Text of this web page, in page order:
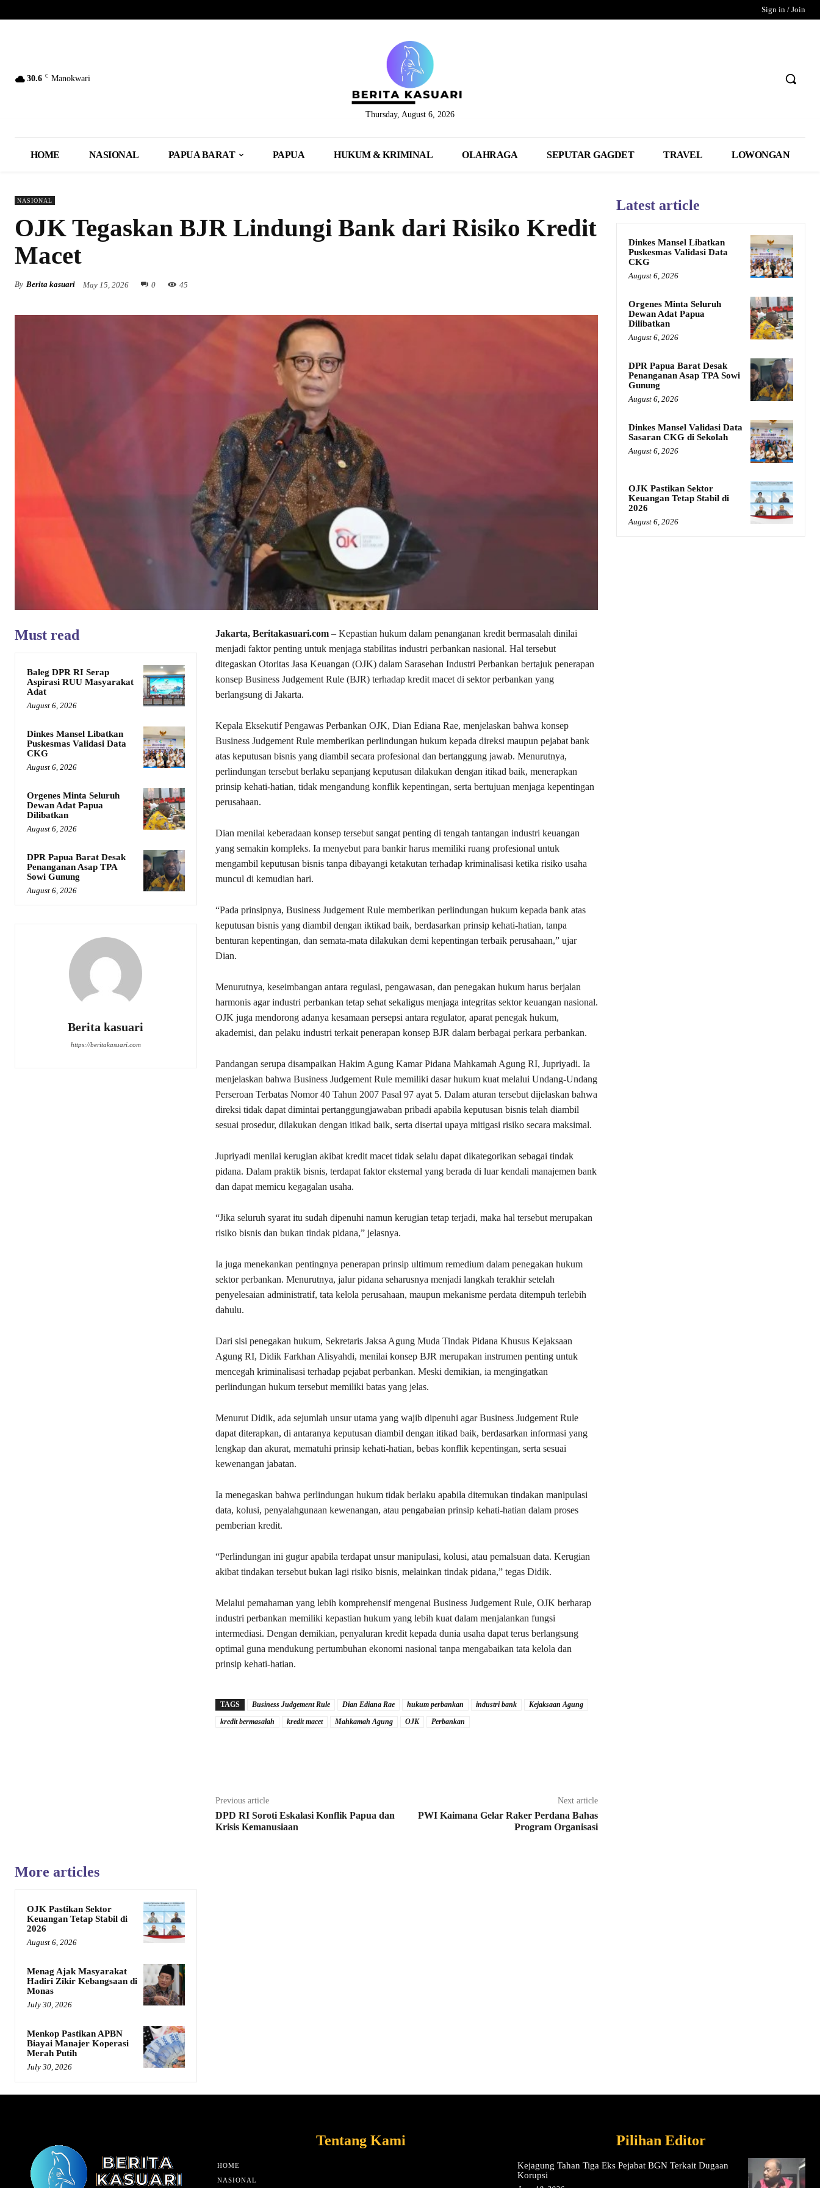
Sign in / Join
30.6 C Manokwari
Thursday, August 6, 2026
HOME NASIONAL PAPUA BARAT PAPUA HUKUM & KRIMINAL OLAHRAGA SEPUTAR GAGDET TRAVEL LOWONGAN
NASIONAL
OJK Tegaskan BJR Lindungi Bank dari Risiko Kredit
Macet
By Berita kasuari May 15, 2026 0 45
Must read
Baleg DPR RI Serap
Aspirasi RUU Masyarakat
Adat
August 6, 2026
Dinkes Mansel Libatkan
Puskesmas Validasi Data
CKG
August 6, 2026
Orgenes Minta Seluruh
Dewan Adat Papua
Dilibatkan
August 6, 2026
DPR Papua Barat Desak
Penanganan Asap TPA
Sowi Gunung
August 6, 2026
Berita kasuari
https://beritakasuari.com
Jakarta, Beritakasuari.com– Kepastian hukum dalam penanganan kredit bermasalah dinilai
menjadi faktor penting untuk menjaga stabilitas industri perbankan nasional. Hal tersebut
ditegaskan Otoritas Jasa Keuangan (OJK) dalam Sarasehan Industri Perbankan bertajuk penerapan
konsep Business Judgement Rule (BJR) terhadap kredit macet di sektor perbankan yang
berlangsung di Jakarta.
Kepala Eksekutif Pengawas Perbankan OJK, Dian Ediana Rae, menjelaskan bahwa konsep
Business Judgement Rule memberikan perlindungan hukum kepada direksi maupun pejabat bank
atas keputusan bisnis yang diambil secara profesional dan bertanggung jawab. Menurutnya,
perlindungan tersebut berlaku sepanjang keputusan dilakukan dengan itikad baik, menerapkan
prinsip kehati-hatian, tidak mengandung konflik kepentingan, serta bertujuan menjaga kepentingan
perusahaan.
Dian menilai keberadaan konsep tersebut sangat penting di tengah tantangan industri keuangan
yang semakin kompleks. Ia menyebut para bankir harus memiliki ruang profesional untuk
mengambil keputusan bisnis tanpa dibayangi ketakutan terhadap kriminalisasi ketika risiko usaha
muncul di kemudian hari.
“Pada prinsipnya, Business Judgement Rule memberikan perlindungan hukum kepada bank atas
keputusan bisnis yang diambil dengan iktikad baik, berdasarkan prinsip kehati-hatian, tanpa
benturan kepentingan, dan semata-mata dilakukan demi kepentingan terbaik perusahaan,” ujar
Dian.
Menurutnya, keseimbangan antara regulasi, pengawasan, dan penegakan hukum harus berjalan
harmonis agar industri perbankan tetap sehat sekaligus menjaga integritas sektor keuangan nasional.
OJK juga mendorong adanya kesamaan persepsi antara regulator, aparat penegak hukum,
akademisi, dan pelaku industri terkait penerapan konsep BJR dalam berbagai perkara perbankan.
Pandangan serupa disampaikan Hakim Agung Kamar Pidana Mahkamah Agung RI, Jupriyadi. Ia
menjelaskan bahwa Business Judgement Rule memiliki dasar hukum kuat melalui Undang-Undang
Perseroan Terbatas Nomor 40 Tahun 2007 Pasal 97 ayat 5. Dalam aturan tersebut dijelaskan bahwa
direksi tidak dapat dimintai pertanggungjawaban pribadi apabila keputusan bisnis telah diambil
sesuai prosedur, dilakukan dengan itikad baik, serta disertai upaya mitigasi risiko secara maksimal.
Jupriyadi menilai kerugian akibat kredit macet tidak selalu dapat dikategorikan sebagai tindak
pidana. Dalam praktik bisnis, terdapat faktor eksternal yang berada di luar kendali manajemen bank
dan dapat memicu kegagalan usaha.
“Jika seluruh syarat itu sudah dipenuhi namun kerugian tetap terjadi, maka hal tersebut merupakan
risiko bisnis dan bukan tindak pidana,” jelasnya.
Ia juga menekankan pentingnya penerapan prinsip ultimum remedium dalam penegakan hukum
sektor perbankan. Menurutnya, jalur pidana seharusnya menjadi langkah terakhir setelah
penyelesaian administratif, tata kelola perusahaan, maupun mekanisme perdata ditempuh terlebih
dahulu.
Dari sisi penegakan hukum, Sekretaris Jaksa Agung Muda Tindak Pidana Khusus Kejaksaan
Agung RI, Didik Farkhan Alisyahdi, menilai konsep BJR merupakan instrumen penting untuk
mencegah kriminalisasi terhadap pejabat perbankan. Meski demikian, ia mengingatkan
perlindungan hukum tersebut memiliki batas yang jelas.
Menurut Didik, ada sejumlah unsur utama yang wajib dipenuhi agar Business Judgement Rule
dapat diterapkan, di antaranya keputusan diambil dengan itikad baik, berdasarkan informasi yang
lengkap dan akurat, mematuhi prinsip kehati-hatian, bebas konflik kepentingan, serta sesuai
kewenangan jabatan.
Ia menegaskan bahwa perlindungan hukum tidak berlaku apabila ditemukan tindakan manipulasi
data, kolusi, penyalahgunaan kewenangan, atau pengabaian prinsip kehati-hatian dalam proses
pemberian kredit.
“Perlindungan ini gugur apabila terdapat unsur manipulasi, kolusi, atau pemalsuan data. Kerugian
akibat tindakan tersebut bukan lagi risiko bisnis, melainkan tindak pidana,” tegas Didik.
Melalui pemahaman yang lebih komprehensif mengenai Business Judgement Rule, OJK berharap
industri perbankan memiliki kepastian hukum yang lebih kuat dalam menjalankan fungsi
intermediasi. Dengan demikian, penyaluran kredit kepada dunia usaha dapat terus berlangsung
optimal guna mendukung pertumbuhan ekonomi nasional tanpa mengabaikan tata kelola dan
prinsip kehati-hatian.
TAGS Business Judgement Rule Dian Ediana Rae hukum perbankan industri bank
Kejaksaan Agung
kredit bermasalah
kredit macet Mahkamah Agung OJK Perbankan
Previous article
DPD RI Soroti Eskalasi Konflik Papua dan
Krisis Kemanusiaan
Next article
PWI Kaimana Gelar Raker Perdana Bahas
Program Organisasi
More articles
OJK Pastikan Sektor
Keuangan Tetap Stabil di
2026
August 6, 2026
Menag Ajak Masyarakat
Hadiri Zikir Kebangsaan di
Monas
July 30, 2026
Menkop Pastikan APBN
Biayai Manajer Koperasi
Merah Putih
July 30, 2026
Latest article
Dinkes Mansel Libatkan
Puskesmas Validasi Data
CKG
August 6, 2026
Orgenes Minta Seluruh
Dewan Adat Papua
Dilibatkan
August 6, 2026
DPR Papua Barat Desak
Penanganan Asap TPA Sowi
Gunung
August 6, 2026
Dinkes Mansel Validasi Data
Sasaran CKG di Sekolah
August 6, 2026
OJK Pastikan Sektor
Keuangan Tetap Stabil di
2026
August 6, 2026
Tentang Kami
HOME
NASIONAL
Pilihan Editor
Kejagung Tahan Tiga Eks Pejabat BGN Terkait Dugaan
Korupsi